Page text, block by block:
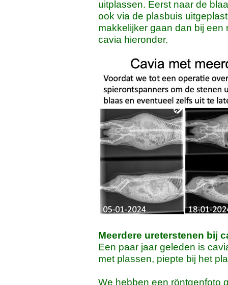
uitplassen. Eerst naar de
ook via de plasbuis
makkelijker gaan dan bij
cavia hieronder.
Meerdere ureterstenen bij
Een paar jaar geleden is
met plassen, piepte bij het
We hebben een röntgenfoto